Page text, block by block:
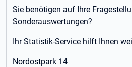
Sie benötigen auf Ihre
Sonderauswertungen?
Ihr Statistik-Service hilft Ihnen
Nordostpark 14